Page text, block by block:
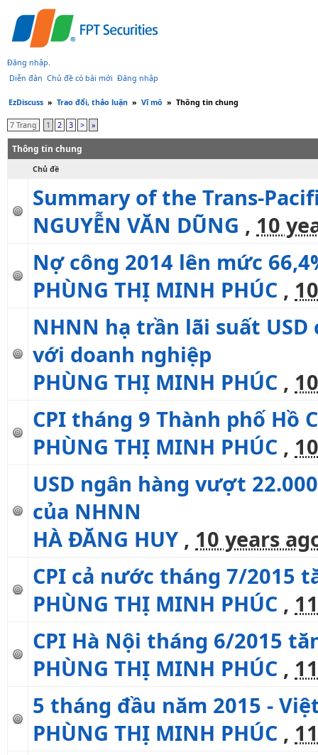
Đăng nhập.
Diễn đàn Chủ đề có bài mới Đăng nhập
EzDiscuss » Trao đổi, thảo luận » Vĩ mô » Thông tin chung
7 Trang 1 2 3 > »
Thông tin chung
Chủ đề
Summary of the Trans-
NGUYỄN VĂN DŨNG , 10
Nợ công 2014 lên mức
PHÙNG THỊ MINH PHÚC ,
NHNN hạ trần lãi suất
với doanh nghiệp
PHÙNG THỊ MINH PHÚC ,
CPI tháng 9 Thành phố Hồ
PHÙNG THỊ MINH PHÚC ,
USD ngân hàng vượt
của NHNN
HÀ ĐĂNG HUY , 10 years
CPI cả nước tháng 7/2015
PHÙNG THỊ MINH PHÚC ,
CPI Hà Nội tháng 6/2015
PHÙNG THỊ MINH PHÚC ,
5 tháng đầu năm 2015 -
PHÙNG THỊ MINH PHÚC ,